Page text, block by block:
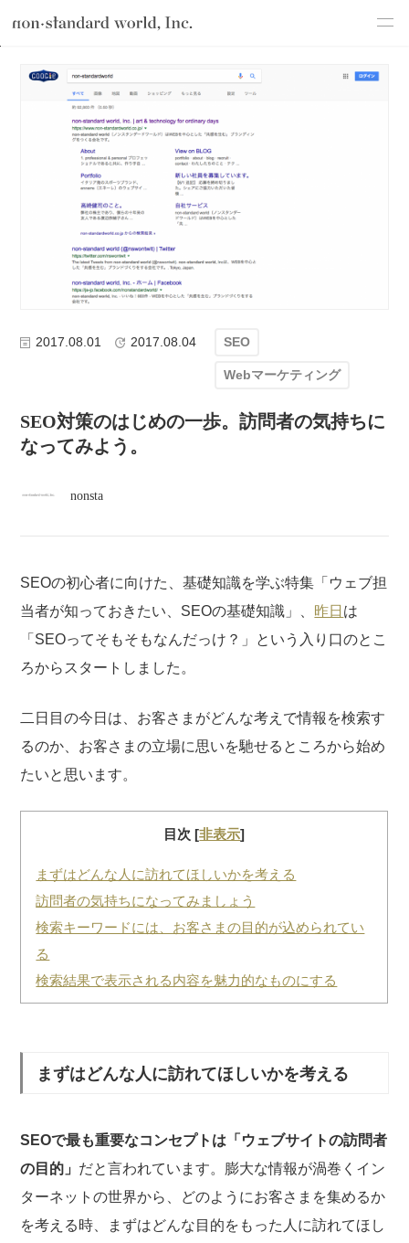
csr
works
flow
shop
blog
recruit
atelier
ブログ Webマーケティング SEO SEO対策のはじめ
2017.08.01 2017.08.04 SEO
Webマーケティング
SEO対策のはじめの一歩。訪問者の気持ちに
なってみよう。
nonsta
SEOの初心者に向けた、基礎知識を学ぶ特集「ウェブ担
当者が知っておきたい、SEOの基礎知識」、 昨日 は
「SEOってそもそもなんだっけ？」という入り口のとこ
ろからスタートしました。
二日目の今日は、お客さまがどんな考えで情報を検索す
るのか、お客さまの立場に思いを馳せるところから始め
たいと思います。
目次[非表示]
まずはどんな人に訪れてほしいかを考える
訪問者の気持ちになってみましょう
検索キーワードには、お客さまの目的が込められてい
る
検索結果で表示される内容を魅力的なものにする
まずはどんな人に訪れてほしいかを考える
SEOで最も重要なコンセプトは「ウェブサイトの訪問者
の目的」 だと言われています。膨大な情報が渦巻くイン
ターネットの世界から、どのようにお客さまを集めるか
を考える時、まずはどんな目的をもった人に訪れてほし